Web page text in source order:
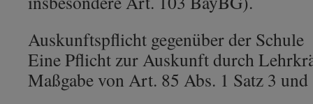
Auskunftspflicht gegenüber der Schule
Eine Pflicht zur Auskunft durch
Maßgabe von Art. 85 Abs. 1 Satz 3